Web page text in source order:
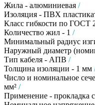
Жила - алюминиевая /
Изоляция - ПВХ
Класс гибкости по ГОСТ
Количество жил - 1 /
Минимальный радиус
Наружный диаметр
Тип кабеля - АПВ /
Толщина изоляции - 1 мм
Число и номинальное
мм² /
Применение - прокладка